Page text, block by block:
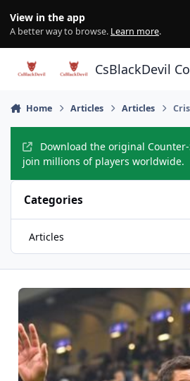
View in the app
A better way to browse. Learn more.
CsBlackDevil
Home Articles Articles
Download the original
join millions of players worldwide.
Categories
Articles